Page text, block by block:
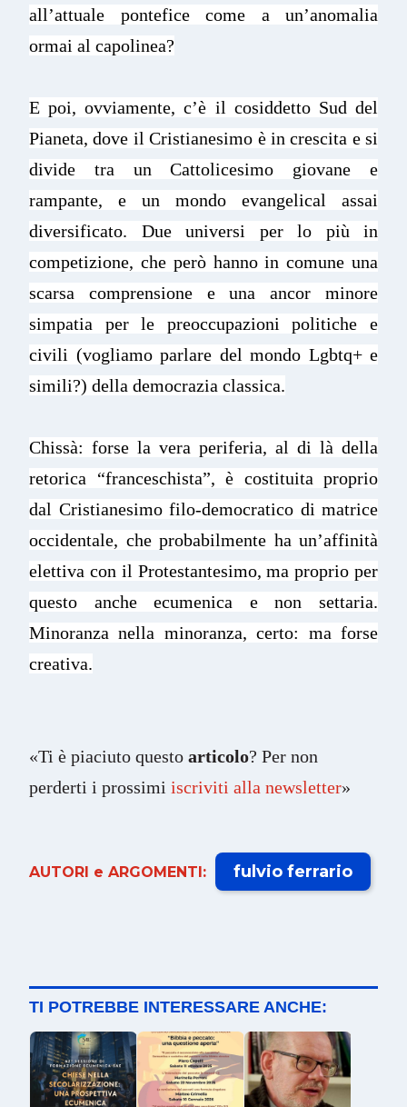
all’attuale pontefice come a un’anomalia
ormai al capolinea?
E poi, ovviamente, c’è il cosiddetto Sud del
Pianeta, dove il Cristianesimo è in crescita e si
divide tra un Cattolicesimo giovane e
rampante, e un mondo evangelical assai
diversificato. Due universi per lo più in
competizione, che però hanno in comune una
scarsa comprensione e una ancor minore
simpatia per le preoccupazioni politiche e
civili (vogliamo parlare del mondo Lgbtq+ e
simili?) della democrazia classica.
Chissà: forse la vera periferia, al di là della
retorica “franceschista”, è costituita proprio
dal Cristianesimo filo-democratico di matrice
occidentale, che probabilmente ha un’affinità
elettiva con il Protestantesimo, ma proprio per
questo anche ecumenica e non settaria.
Minoranza nella minoranza, certo: ma forse
creativa.
«Ti è piaciuto questo articolo? Per non
perderti i prossimi iscriviti alla newsletter»
AUTORI e ARGOMENTI: fulvio ferrario
TI POTREBBE INTERESSARE ANCHE: